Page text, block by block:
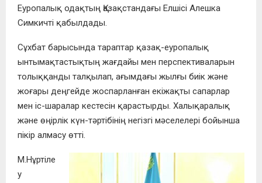
Еуропалық одақтың Қазақстандағы Елшісі Алешка
Симкичті қабылдады.
Сұхбат барысында тараптар қазақ-еуропалық
ынтымақтастықтың жағдайы мен перспективаларын
толыққанды талқылап, ағымдағы жылғы биік және
жоғары деңгейде жоспарланған екіжақты сапарлар
мен іс-шаралар кестесін қарастырды. Халықаралық
және өңірлік күн-тәртібінің негізгі мәселелері бойынша
пікір алмасу өтті.
М.Нұртіле
у